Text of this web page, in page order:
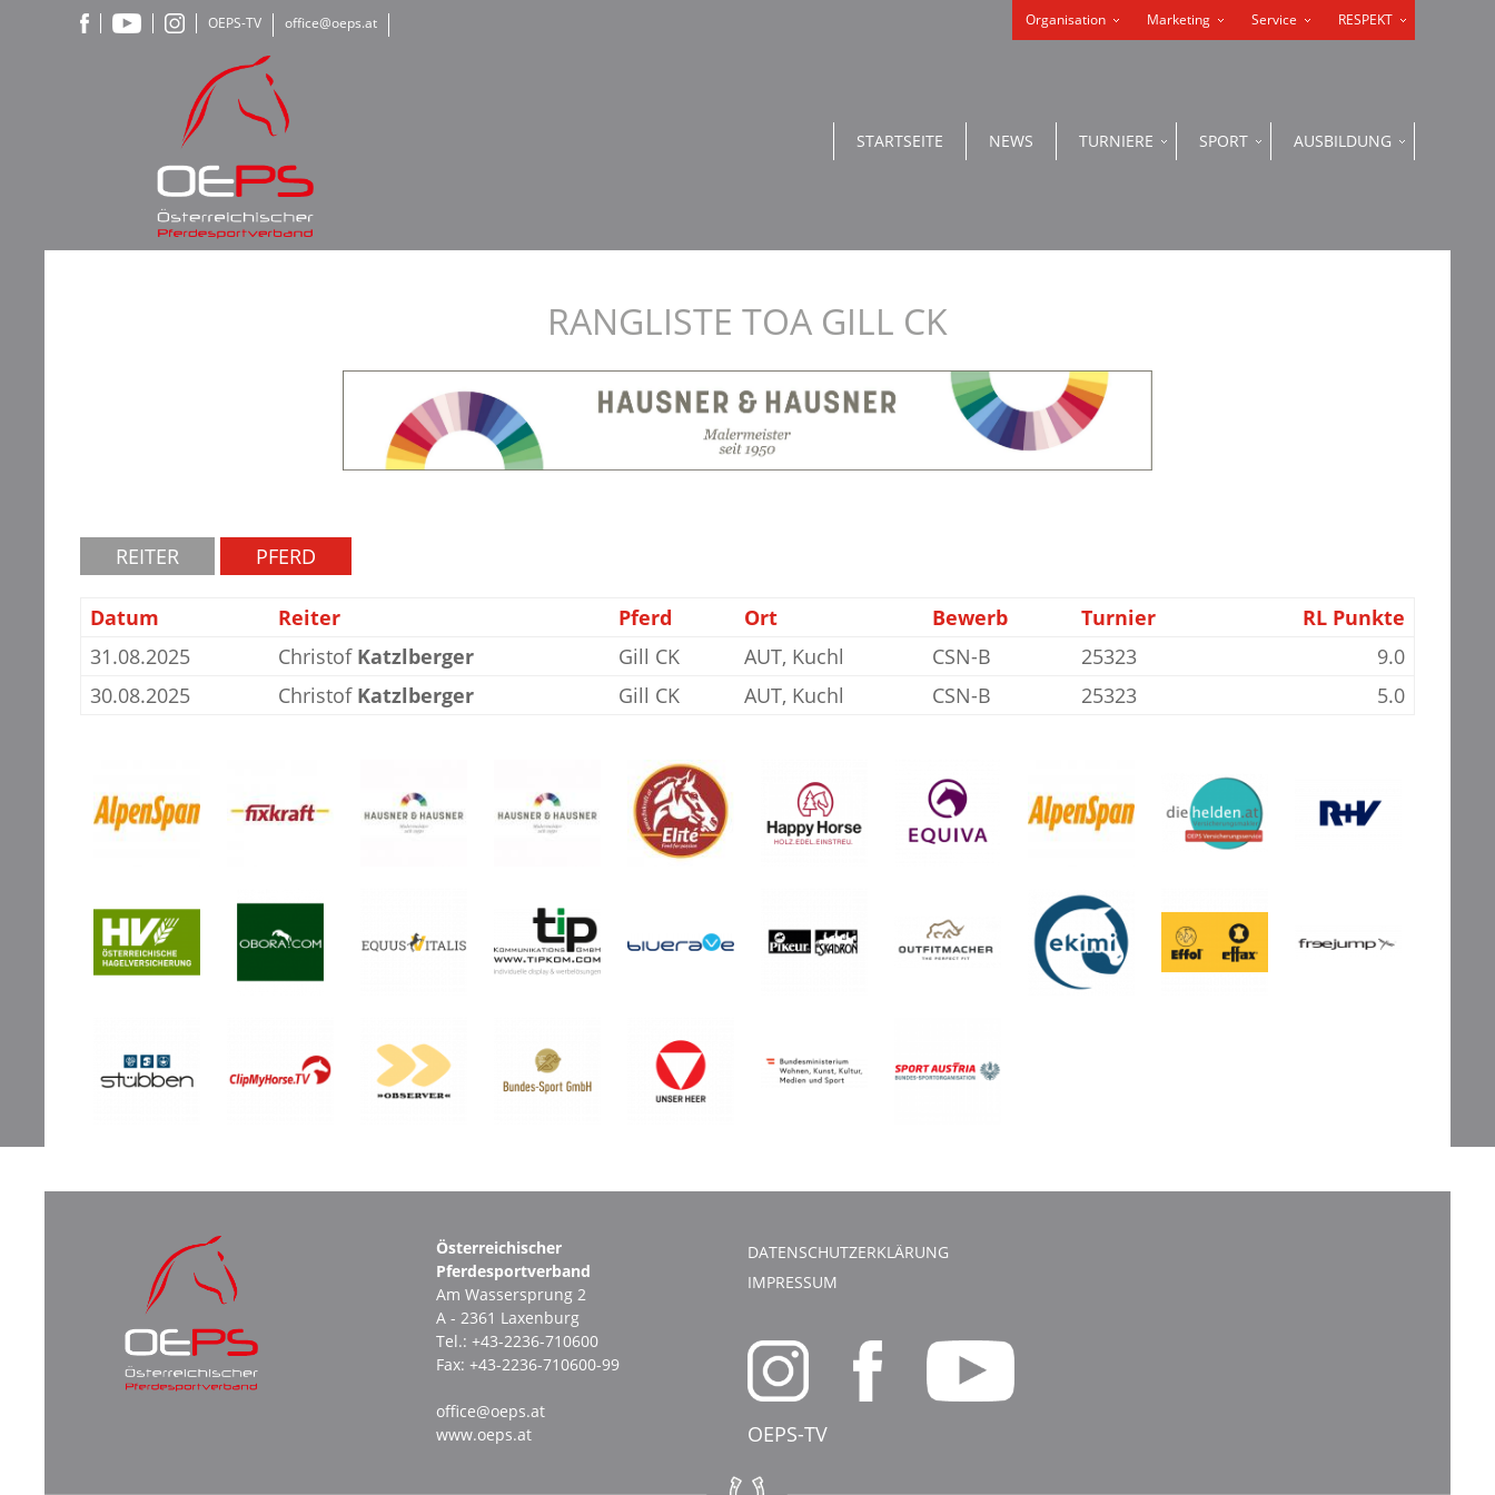
Organisation Marketing Service RESPEKT
STARTSEITE NEWS TURNIERE SPORT AUSBILDUNG
OEPS-TV office@oeps.at
RANGLISTE TOA GILL CK
REITER PFERD
Datum Reiter Pferd Ort Bewerb Turnier
RL Punkte
31.08.2025
Christof Katzlberger Gill CK AUT, Kuchl CSN-B 25323
9.0
30.08.2025
Christof Katzlberger Gill CK AUT, Kuchl CSN-B 25323 5.0
Österreichischer
Pferdesportverband
Am Wassersprung 2
A - 2361 Laxenburg
Tel.: +43-2236-710600
Fax: +43-2236-710600-99
office@oeps.at
www.oeps.at
DATENSCHUTZERKLÄRUNG
IMPRESSUM
OEPS-TV